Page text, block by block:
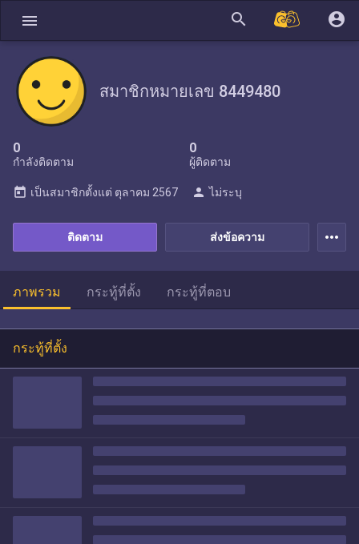
menu search account_circle
สมาชิกหมายเลข 8449480
0
กำลังติดตาม
0
ผู้ติดตาม
ส่งข้อความ
ติดตาม
today เป็นสมาชิกตั้งแต่ ตุลาคม 2567 person ไม่ระบุ
more_horiz
ภาพรวม กระทู้ที่ตั้ง กระทู้ที่ตอบ
กระทู้ที่ตั้ง